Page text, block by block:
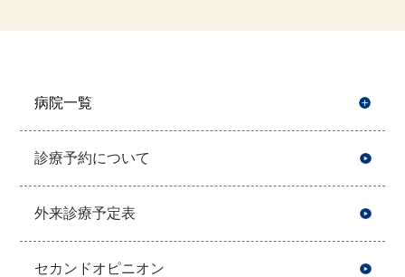
病院一覧
診療予約について
外来診療予定表
セカンドオピニオン